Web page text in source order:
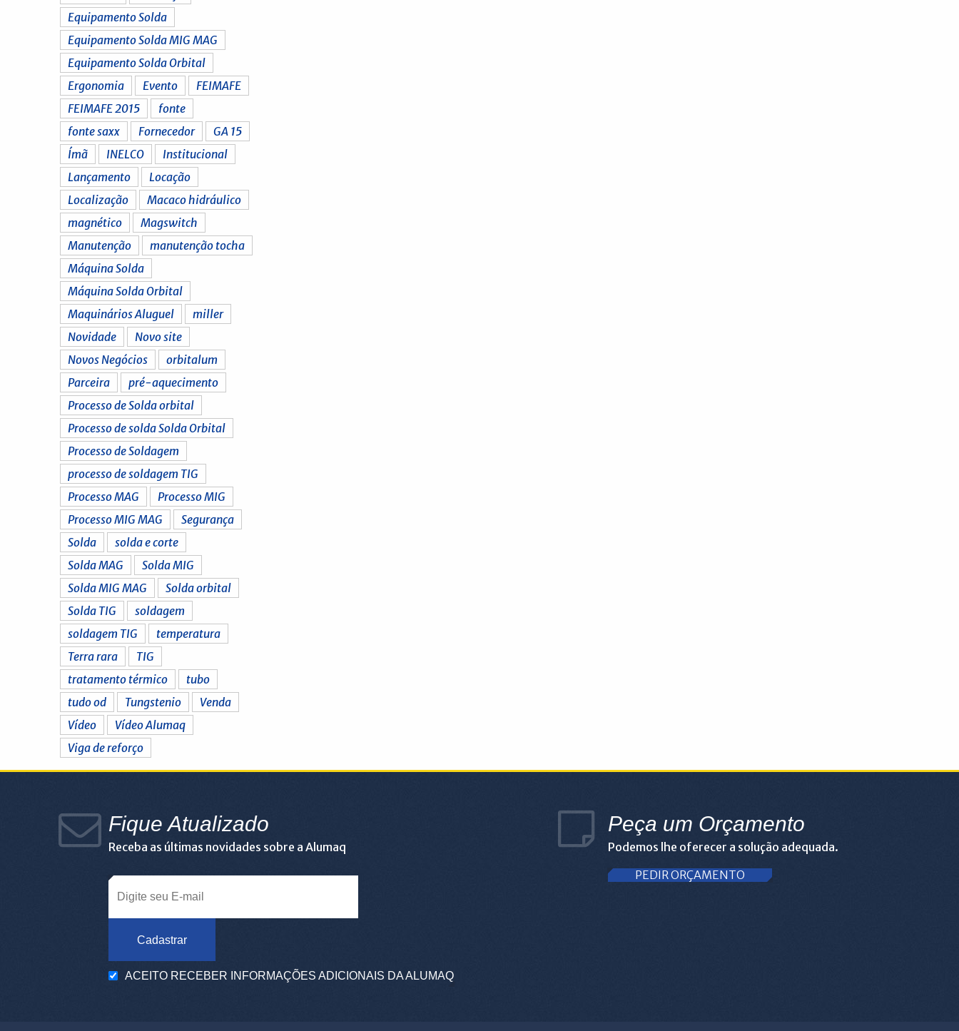
Equipamento Solda
Equipamento Solda MIG MAG
Equipamento Solda Orbital
Ergonomia
Evento
FEIMAFE
FEIMAFE 2015
fonte
fonte saxx
Fornecedor
GA 15
Ímã
INELCO
Institucional
Lançamento
Locação
Localização
Macaco hidráulico
magnético
Magswitch
Manutenção
manutenção tocha
Máquina Solda
Máquina Solda Orbital
Maquinários Aluguel
miller
Novidade
Novo site
Novos Negócios
orbitalum
Parceira
pré-aquecimento
Processo de Solda orbital
Processo de solda Solda Orbital
Processo de Soldagem
processo de soldagem TIG
Processo MAG
Processo MIG
Processo MIG MAG
Segurança
Solda
solda e corte
Solda MAG
Solda MIG
Solda MIG MAG
Solda orbital
Solda TIG
soldagem
soldagem TIG
temperatura
Terra rara
TIG
tratamento térmico
tubo
tudo od
Tungstenio
Venda
Vídeo
Vídeo Alumaq
Viga de reforço
Fique Atualizado
Receba as últimas novidades sobre a Alumaq
Cadastrar
ACEITO RECEBER INFORMAÇÕES ADICIONAIS DA ALUMAQ
Peça um Orçamento
Podemos lhe oferecer a solução adequada.
PEDIR ORÇAMENTO